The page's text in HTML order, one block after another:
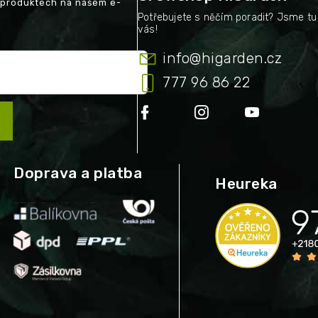
na našem e-
info@higarden.cz
777 96 86 22
Doprava a platba
Heureka